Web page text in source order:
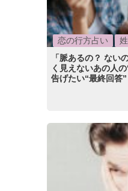
恋の行方占い
「脈あるの？ ない
く見えないあの人
告げたい“最終回答”